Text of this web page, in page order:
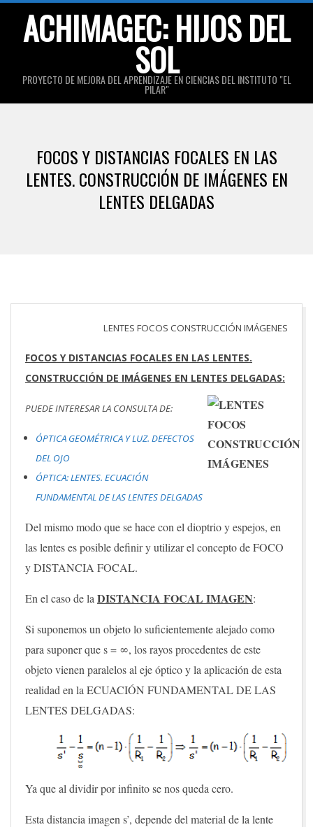
ACHIMAGEC: HIJOS DEL
SOL
PROYECTO DE MEJORA DEL APRENDIZAJE EN CIENCIAS DEL INSTITUTO "EL
PILAR"
FOCOS Y DISTANCIAS FOCALES EN LAS
LENTES. CONSTRUCCIÓN DE IMÁGENES EN
LENTES DELGADAS
LENTES FOCOS CONSTRUCCIÓN IMÁGENES
FOCOS Y DISTANCIAS FOCALES EN LAS LENTES.
CONSTRUCCIÓN DE IMÁGENES EN LENTES DELGADAS:
PUEDE INTERESAR LA CONSULTA DE:
ÓPTICA GEOMÉTRICA Y LUZ. DEFECTOS
DEL OJO
ÓPTICA: LENTES. ECUACIÓN
FUNDAMENTAL DE LAS LENTES DELGADAS
Del mismo modo que se hace con el dioptrio y espejos, en
las lentes es posible definir y utilizar el concepto de FOCO
y DISTANCIA FOCAL.
En el caso de la DISTANCIA FOCAL IMAGEN:
Si suponemos un objeto lo suficientemente alejado como
para suponer que s = ∞, los rayos procedentes de este
objeto vienen paralelos al eje óptico y la aplicación de esta
realidad en la ECUACIÓN FUNDAMENTAL DE LAS
LENTES DELGADAS:
Ya que al dividir por infinito se nos queda cero.
Esta distancia imagen s’, depende del material de la lente